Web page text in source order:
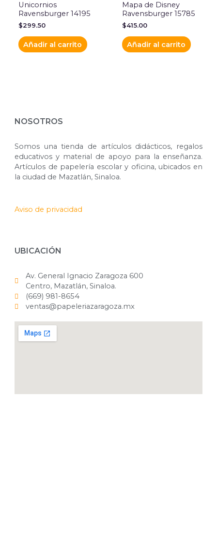
Unicornios
Ravensburger 14195
$299.50
Añadir al carrito
Mapa de Disney
Ravensburger 15785
$415.00
Añadir al carrito
NOSOTROS
Somos una tienda de artículos didácticos, regalos
educativos y material de apoyo para la enseñanza.
Artículos de papelería escolar y oficina, ubicados en
la ciudad de Mazatlán, Sinaloa.
Aviso de privacidad
UBICACIÓN
Av. General Ignacio Zaragoza 600
Centro, Mazatlán, Sinaloa.
(669) 981-8654
ventas@papeleriazaragoza.mx